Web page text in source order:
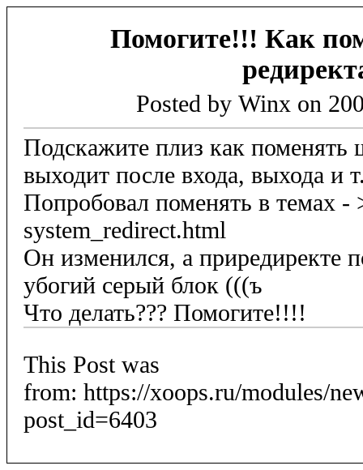
Помогите!!! Как
Posted by Winx on
Подскажите плиз как поменять
выходит после входа, выхода и
Попробовал поменять в темах -
system_redirect.html
Он изменился, а приредиректе
убогий серый блок (((ъ
Что делать??? Помогите!!!!
This Post was
from: https://xoops.ru/modules/
post_id=6403